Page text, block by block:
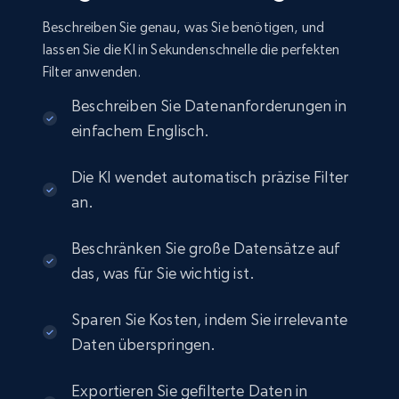
info, Stars, Feedbacks, Return policy, and more.
eCommerce
2.5K+ 378+
URL, Product id, Title, Seller name, Seller rating,
Seller reviews, Breadcrumbs, Root category, and
eCommerce
Beschreiben Sie genau, was Sie benötigen, und
lassen Sie die KI in Sekundenschnelle die perfekten
Filter anwenden.
Beschreiben Sie Datenanforderungen in
einfachem Englisch.
Die KI wendet automatisch präzise Filter
an.
Beschränken Sie große Datensätze auf
das, was für Sie wichtig ist.
Sparen Sie Kosten, indem Sie irrelevante
Daten überspringen.
Exportieren Sie gefilterte Daten in